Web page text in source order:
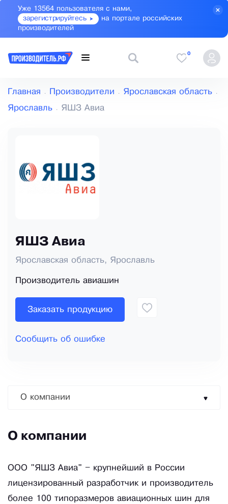
Уже 13564 пользователя с нами,
зарегистрируйтесь
на портале российских
производителей
0
Главная Производители Ярославская область
Ярославль ЯШЗ Авиа
ЯШЗ Авиа
Ярославская область, Ярославль
Производитель авиашин
Заказать продукцию
Сообщить об ошибке
О компании
О компании
ООО "ЯШЗ Авиа" – крупнейший в России
лицензированный разработчик и производитель
более 100 типоразмеров авиационных шин для